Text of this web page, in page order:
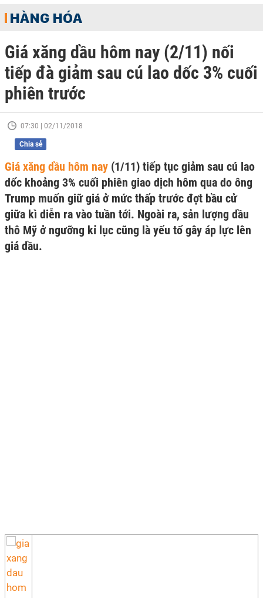
HÀNG HÓA
Giá xăng dầu hôm nay (2/11) nối
tiếp đà giảm sau cú lao dốc 3% cuối
phiên trước
07:30 | 02/11/2018
Chia sẻ
Giá xăng dầu hôm nay (1/11) tiếp tục giảm sau cú lao
dốc khoảng 3% cuối phiên giao dịch hôm qua do ông
Trump muốn giữ giá ở mức thấp trước đợt bầu cử
giữa kì diễn ra vào tuần tới. Ngoài ra, sản lượng dầu
thô Mỹ ở ngưỡng kỉ lục cũng là yếu tố gây áp lực lên
giá dầu.